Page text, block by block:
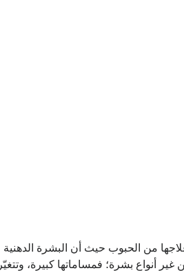
من الحبوب حيث أن البشرة الدهنية
أنواع بشرة؛ فمساماتها كبيرة، وتتغيّر